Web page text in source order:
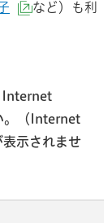
（外部サイ
など）も利
Internet
。（Internet
示されませ